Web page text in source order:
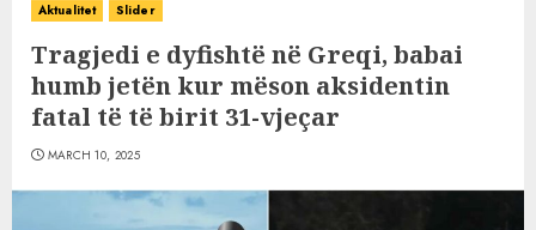
Aktualitet Slider
Tragjedi e dyfishtë në Greqi, babai
humb jetën kur mëson aksidentin
fatal të të birit 31-vjeçar
MARCH 10, 2025